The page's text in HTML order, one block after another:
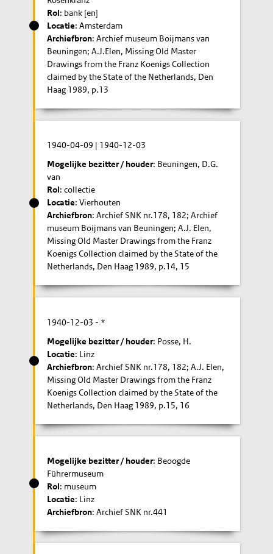
Rol: bank [en]
Locatie: Amsterdam
Archiefbron: Archief museum Boijmans van
Beuningen; A.J.Elen, Missing Old Master
Drawings from the Franz Koenigs Collection
claimed by the State of the Netherlands, Den
Haag 1989, p.13
1940-04-09 | 1940-12-03
Mogelijke bezitter / houder: Beuningen, D.G.
van
Rol: collectie
Locatie: Vierhouten
Archiefbron: Archief SNK nr.178, 182; Archief
museum Boijmans van Beuningen; A.J. Elen,
Missing Old Master Drawings from the Franz
Koenigs Collection claimed by the State of the
Netherlands, Den Haag 1989, p.14, 15
1940-12-03 - *
Mogelijke bezitter / houder: Posse, H.
Locatie: Linz
Archiefbron: Archief SNK nr.178, 182; A.J. Elen,
Missing Old Master Drawings from the Franz
Koenigs Collection claimed by the State of the
Netherlands, Den Haag 1989, p.15, 16
Mogelijke bezitter / houder: Beoogde
Führermuseum
Rol: museum
Locatie: Linz
Archiefbron: Archief SNK nr.441